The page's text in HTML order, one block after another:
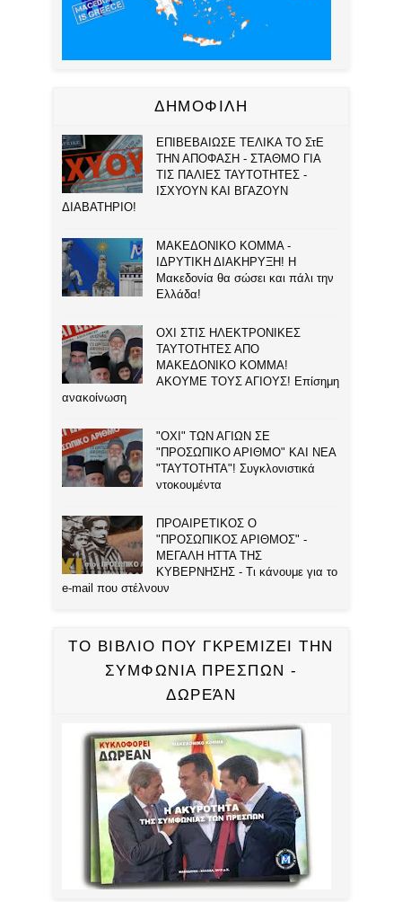
ΔΗΜΟΦΙΛΗ
ΕΠΙΒΕΒΑΙΩΣΕ ΤΕΛΙΚΑ ΤΟ ΣτΕ
ΤΗΝ ΑΠΟΦΑΣΗ - ΣΤΑΘΜΟ ΓΙΑ
ΤΙΣ ΠΑΛΙΕΣ ΤΑΥΤΟΤΗΤΕΣ -
ΙΣΧΥΟΥΝ ΚΑΙ ΒΓΑΖΟΥΝ
ΔΙΑΒΑΤΗΡΙΟ!
ΜΑΚΕΔΟΝΙΚΟ ΚΟΜΜΑ -
ΙΔΡΥΤΙΚΗ ΔΙΑΚΗΡΥΞΗ! Η
Μακεδονία θα σώσει και πάλι την
Ελλάδα!
ΟΧΙ ΣΤΙΣ ΗΛΕΚΤΡΟΝΙΚΕΣ
ΤΑΥΤΟΤΗΤΕΣ ΑΠΟ
ΜΑΚΕΔΟΝΙΚΟ ΚΟΜΜΑ!
ΑΚΟΥΜΕ ΤΟΥΣ ΑΓΙΟΥΣ! Επίσημη
ανακοίνωση
"ΟΧΙ" ΤΩΝ ΑΓΙΩΝ ΣΕ
"ΠΡΟΣΩΠΙΚΟ ΑΡΙΘΜΟ" ΚΑΙ ΝΕΑ
"ΤΑΥΤΟΤΗΤΑ"! Συγκλονιστικά
ντοκουμέντα
ΠΡΟΑΙΡΕΤΙΚΟΣ Ο
"ΠΡΟΣΩΠΙΚΟΣ ΑΡΙΘΜΟΣ" -
ΜΕΓΑΛΗ ΗΤΤΑ ΤΗΣ
ΚΥΒΕΡΝΗΣΗΣ - Τι κάνουμε για το
e-mail που στέλνουν
ΤΟ ΒΙΒΛΙΟ ΠΟΥ ΓΚΡΕΜΙΖΕΙ ΤΗΝ
ΣΥΜΦΩΝΙΑ ΠΡΕΣΠΩΝ -
ΔΩΡΕΆΝ